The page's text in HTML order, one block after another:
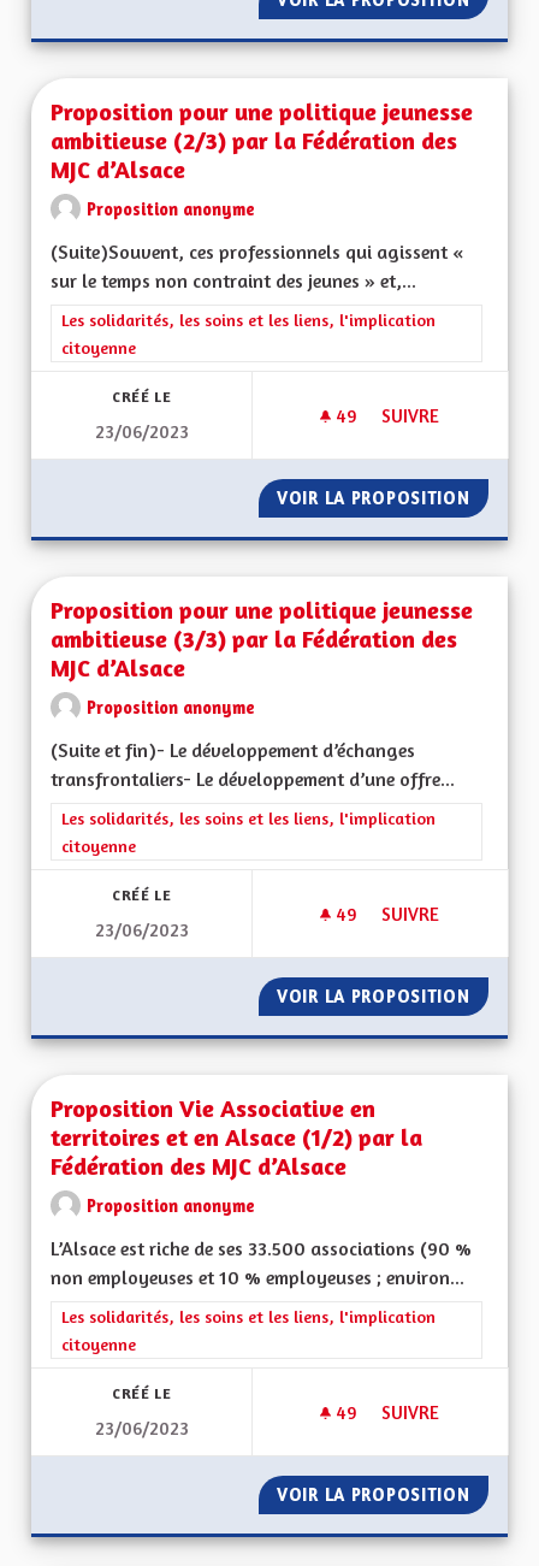
Proposition pour une politique jeunesse
ambitieuse (2/3) par la Fédération des
MJC d’Alsace
Proposition anonyme
(Suite)Souvent, ces professionnels qui agissent «
sur le temps non contraint des jeunes » et,...
Filtrer les résultats de la catégorie : Les solidarités, les soins
Les solidarités, les soins et les liens, l'implication
citoyenne
CRÉÉ LE
23/06/2023
49 49 ABONNÉS
SUIVRE
VOIR LA PROPOSITION
Proposition pour une politique jeunesse
ambitieuse (3/3) par la Fédération des
MJC d’Alsace
Proposition anonyme
(Suite et fin)- Le développement d’échanges
transfrontaliers- Le développement d’une offre...
Filtrer les résultats de la catégorie : Les solidarités, les soins
Les solidarités, les soins et les liens, l'implication
citoyenne
CRÉÉ LE
23/06/2023
49 49 ABONNÉS
SUIVRE
VOIR LA PROPOSITION
Proposition Vie Associative en
territoires et en Alsace (1/2) par la
Fédération des MJC d’Alsace
Proposition anonyme
L’Alsace est riche de ses 33.500 associations (90 %
non employeuses et 10 % employeuses ; environ...
Filtrer les résultats de la catégorie : Les solidarités, les soins
Les solidarités, les soins et les liens, l'implication
citoyenne
CRÉÉ LE
23/06/2023
49 49 ABONNÉS
SUIVRE
VOIR LA PROPOSITION